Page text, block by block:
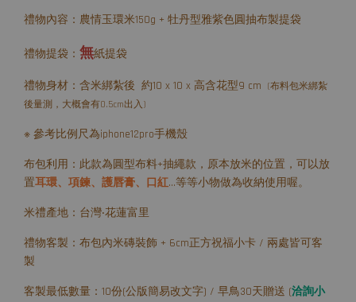
禮物內容：農情玉環米150g + 牡丹型雅紫色圓抽布製提袋
禮物提袋： 無紙提袋
禮物身材：含米綁紮後 約10 x 10 x 高含花型9 cm (布料包米綁紮
後量測，大概會有0.5cm出入)
※ 參考比例尺為iphone12pro手機殼
布包利用：此款為圓型布料+抽繩款，原本放米的位置，可以放
置耳環、項鍊、護唇膏、口紅...等等小物做為收納使用喔。
米禮產地：台灣‧花蓮富里
禮物客製：布包內米磚裝飾 + 6cm正方祝福小卡 / 兩處皆可客
製
客製最低數量：10份(公版簡易改文字) / 早鳥30天贈送 (洽詢小